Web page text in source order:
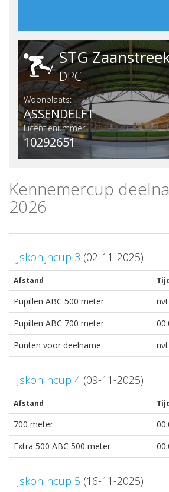
STG
DPC
Woonplaats:
ASSENDELFT
Licentienummer:
10292651
Kennemercup
2026
IJskonijncup 3 (02-11-2025)
Afstand
Pupillen ABC 500 meter
nvt
Pupillen ABC 700 meter
Punten voor deelname
nvt
IJskonijncup 4(09-11-2025)
Afstand
700 meter
Extra 500 ABC 500 meter
IJskonijncup 5 (16-11-2025)